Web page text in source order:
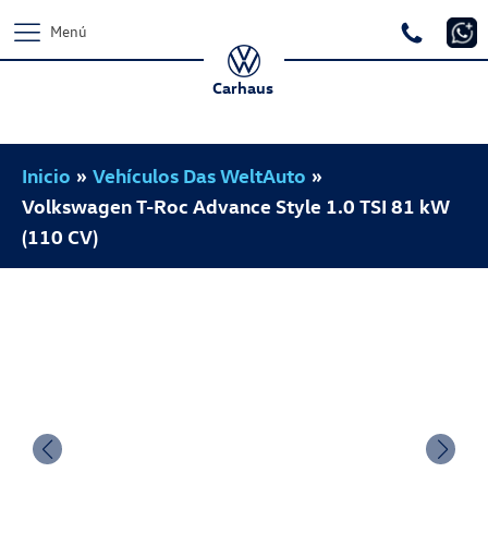
Menú
Carhaus
Inicio » Vehículos Das WeltAuto »
Volkswagen T-Roc Advance Style 1.0 TSI 81 kW
(110 CV)